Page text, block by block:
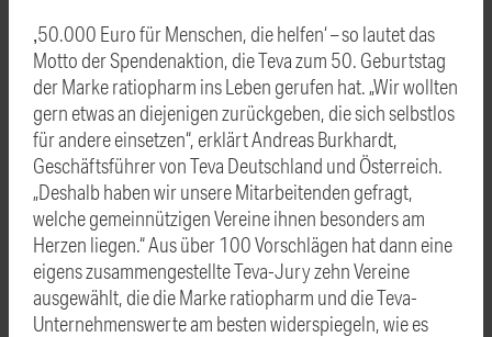
‚50.000 Euro für Menschen, die helfen‘ – so lautet das
Motto der Spendenaktion, die Teva zum 50. Geburtstag
der Marke ratiopharm ins Leben gerufen hat. „Wir wollten
gern etwas an diejenigen zurückgeben, die sich selbstlos
für andere einsetzen“, erklärt Andreas Burkhardt,
Geschäftsführer von Teva Deutschland und Österreich.
„Deshalb haben wir unsere Mitarbeitenden gefragt,
welche gemeinnützigen Vereine ihnen besonders am
Herzen liegen.“ Aus über 100 Vorschlägen hat dann eine
eigens zusammengestellte Teva-Jury zehn Vereine
ausgewählt, die die Marke ratiopharm und die Teva-
Unternehmenswerte am besten widerspiegeln, wie es